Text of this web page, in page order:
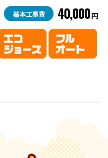
基本工事費 40,000円